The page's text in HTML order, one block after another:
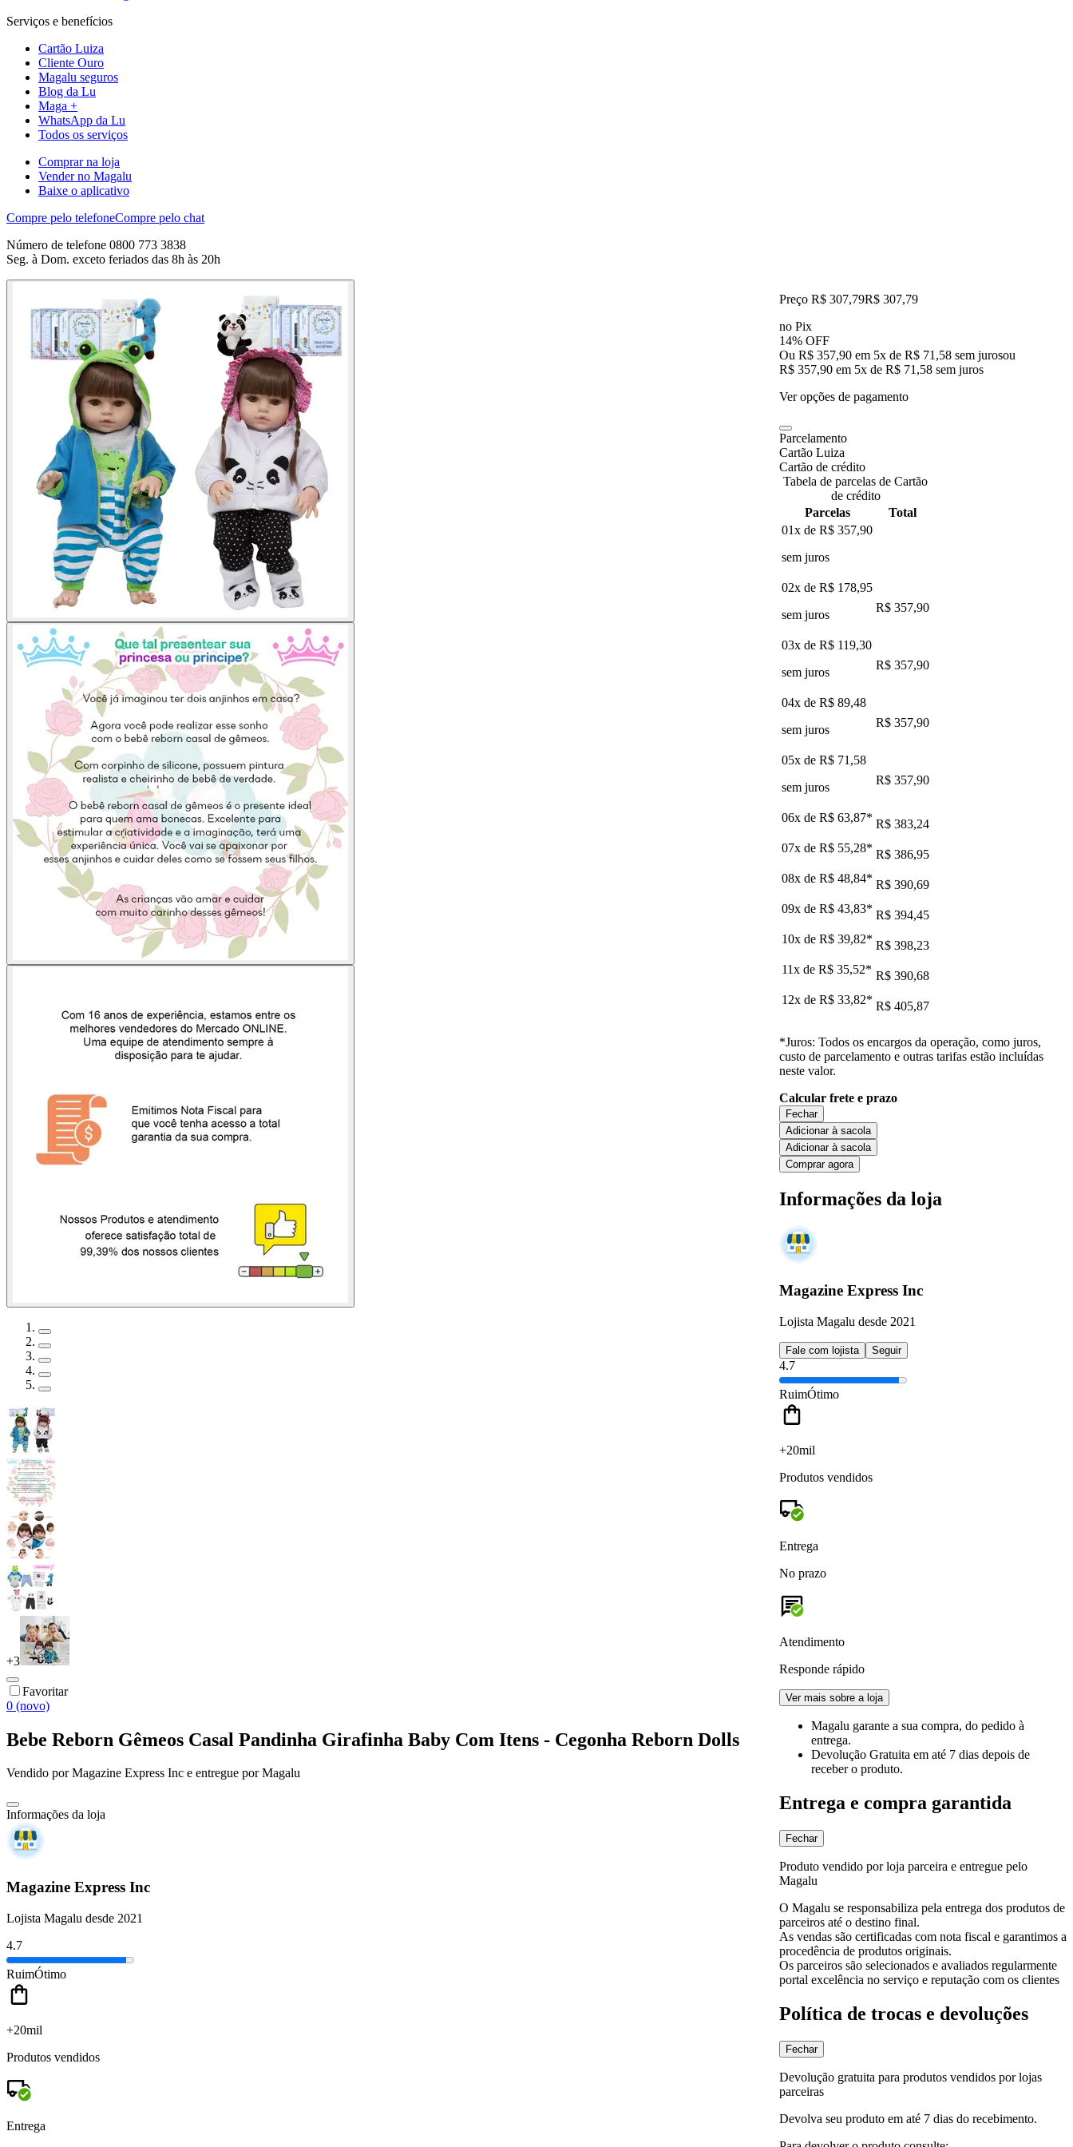
Serviços e benefícios
Cartão Luiza
Cliente Ouro
Magalu seguros
Blog da Lu
Maga +
WhatsApp da Lu
Todos os serviços
Comprar na loja
Vender no Magalu
Baixe o aplicativo
Compre pelo telefoneCompre pelo chat
Número de telefone 0800 773 3838
Seg. à Dom. exceto feriados das 8h às 20h
+3
Favoritar
0 (novo)
Bebe Reborn Gêmeos Casal Pandinha Girafinha Baby Com Itens - Cegonha Reborn Dolls
Vendido porMagazine Express Inc e entregue por Magalu
Informações da loja
Magazine Express Inc
Lojista Magalu desde 2021
4.7
RuimÓtimo
+20mil
Produtos vendidos
Entrega
Preço R$ 307,79R$ 307,79
no Pix
14% OFF
Ou R$ 357,90 em 5x de R$ 71,58 sem jurosou
R$ 357,90 em 5x de R$ 71,58 sem juros
Ver opções de pagamento
Parcelamento
Cartão Luiza
Cartão de crédito
Tabela de parcelas de Cartão
de crédito
Parcelas
Total
01x de R$ 357,90
sem juros
02x de R$ 178,95
sem juros
R$ 357,90
03x de R$ 119,30
sem juros
R$ 357,90
04x de R$ 89,48
sem juros
R$ 357,90
05x de R$ 71,58
sem juros
R$ 357,90
06x de R$ 63,87* R$ 383,24
07x de R$ 55,28* R$ 386,95
08x de R$ 48,84* R$ 390,69
09x de R$ 43,83* R$ 394,45
10x de R$ 39,82* R$ 398,23
11x de R$ 35,52* R$ 390,68
12x de R$ 33,82* R$ 405,87
*Juros: Todos os encargos da operação, como juros,
custo de parcelamento e outras tarifas estão incluídas
neste valor.
Calcular frete e prazo
Fechar
Adicionar à sacola
Adicionar à sacola
Comprar agora
Informações da loja
Magazine Express Inc
Lojista Magalu desde 2021
Fale com lojista Seguir
4.7
RuimÓtimo
+20mil
Produtos vendidos
Entrega
No prazo
Atendimento
Responde rápido
Ver mais sobre a loja
Magalu garante a sua compra, do pedido à
entrega.
Devolução Gratuita em até 7 dias depois de
receber o produto.
Entrega e compra garantida
Fechar
Produto vendido por loja parceira e entregue pelo
Magalu
O Magalu se responsabiliza pela entrega dos produtos de
parceiros até o destino final.
As vendas são certificadas com nota fiscal e garantimos a
procedência de produtos originais.
Os parceiros são selecionados e avaliados regularmente
portal excelência no serviço e reputação com os clientes
Política de trocas e devoluções
Fechar
Devolução gratuita para produtos vendidos por lojas
parceiras
Devolva seu produto em até 7 dias do recebimento.